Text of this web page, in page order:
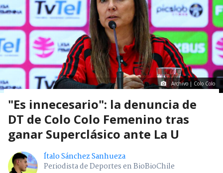
Archivo | Colo Colo
"Es innecesario": la denuncia de
DT de Colo Colo Femenino tras
ganar Superclásico ante La U
Ítalo Sánchez Sanhueza
Periodista de Deportes en BioBioChile